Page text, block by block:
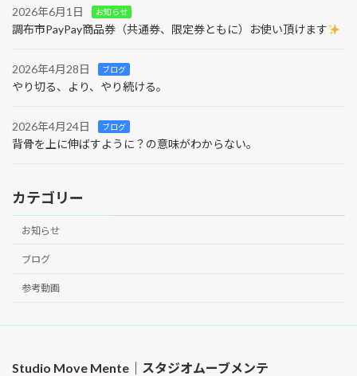
2026年6月1日 お知らせ
調布市PayPay商品券（共通券、限定券ともに）お使い頂けます
2026年4月28日 ブログ
やり切る、より、やり続ける。
2026年4月24日 ブログ
背骨を上に伸ばすように？の意味がわからない。
カテゴリー
お知らせ
ブログ
参考動画
Studio Move Mente｜スタジオムーブメンテ